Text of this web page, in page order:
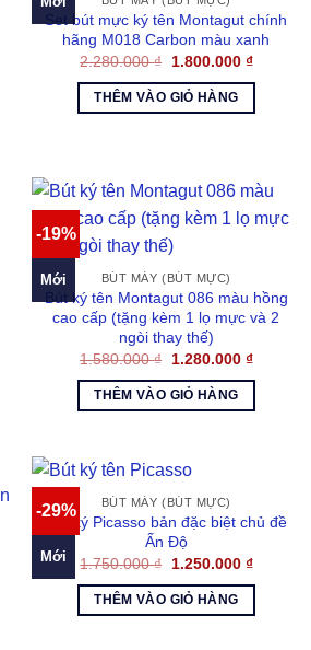
Set bút mực ký tên Montagut chính
hãng M018 Carbon màu xanh
2.280.000₫
Giá
là:
2.280.000 ₫.
1.800.000 ₫Giá
THÊM VÀO GIỎ HÀNG
-19%
Mới BÚT MÁY (BÚT MỰC)
Bút ký tên Montagut 086 màu hồng
cao cấp (tặng kèm 1 lọ mực và 2
ngòi thay thế)
1.580.000₫
Giá
là:
1.580.000 ₫.
1.280.000 ₫Giá
THÊM VÀO GIỎ HÀNG
-29%
Mới
BÚT MÁY (BÚT MỰC)
Bút ký Picasso bản đặc biệt chủ đề
Ấn Độ
1.750.000₫
Giá
là:
1.750.000 ₫.
1.250.000 ₫Giá
THÊM VÀO GIỎ HÀNG